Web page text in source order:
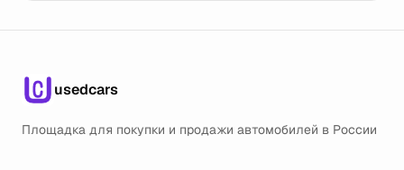
usedcars
Площадка для покупки и продажи автомобилей в России